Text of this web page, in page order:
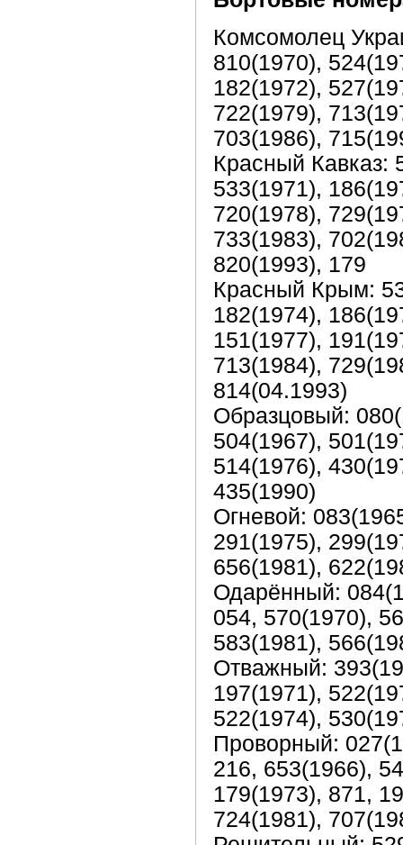
Комсомолец
810(1970),
182(1972),
722(1979),
703(1986),
Красный Кавказ:
533(1971),
720(1978),
733(1983),
820(1993), 179
Красный Крым:
182(1974),
151(1977),
713(1984),
814(04.1993)
Образцовый:
504(1967),
514(1976),
435(1990)
Огневой:
291(1975),
656(1981),
Одарённый:
054, 570(1970),
583(1981),
Отважный:
197(1971),
522(1974),
Проворный:
216, 653(1966),
179(1973), 871,
724(1981),